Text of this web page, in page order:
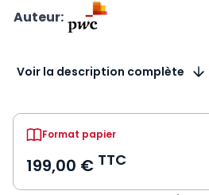
Auteur:
Voir la description complète
Format papier
199,00 € TTC